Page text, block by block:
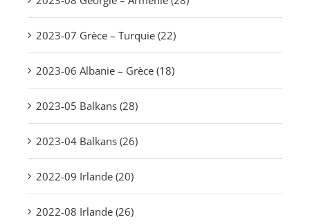
2023-07 Grèce – Turquie (22)
2023-06 Albanie – Grèce (18)
2023-05 Balkans (28)
2023-04 Balkans (26)
2022-09 Irlande (20)
2022-08 Irlande (26)